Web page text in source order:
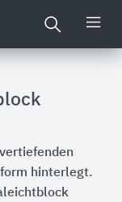
hinterlegt.